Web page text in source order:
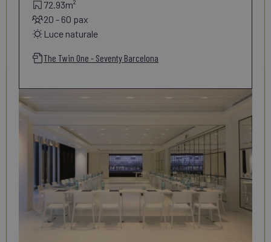
72.93m²
20 - 60 pax
Luce naturale
The Twin One - Seventy Barcelona